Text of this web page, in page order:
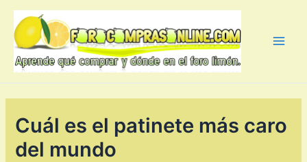
contenido
Cuál es el patinete más caro
del mundo